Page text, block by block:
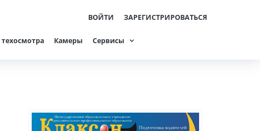
ВОЙТИ ЗАРЕГИСТРИРОВАТЬСЯ
Камеры Сервисы